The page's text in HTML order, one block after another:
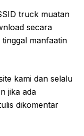
truck muatan
secara
manfaatin
kami dan selalu
jika ada
dikomentar